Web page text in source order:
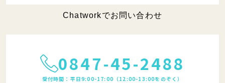
Chatworkでお問い合わせ
0847-45-2488
受付時間：平日9:00-17:00（12:00-13:00をのぞく）